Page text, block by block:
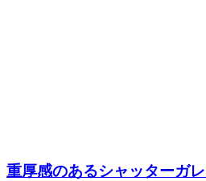
重厚感のあるシャッターガ